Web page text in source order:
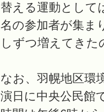
替える運動として
名の参加者が集ま
しずつ増えてき
なお、羽幌地区環
演日に中央公民館